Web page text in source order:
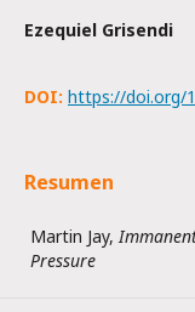
Ezequiel Grisendi
DOI: https://doi.org/
Resumen
Martin Jay,
Pressure